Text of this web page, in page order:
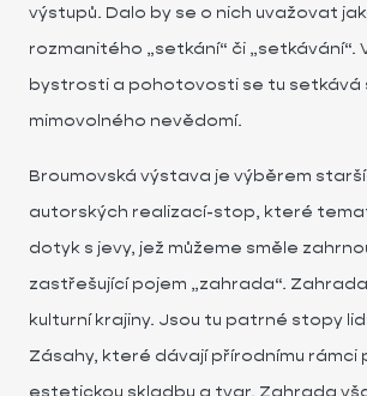
výstupů. Dalo by se o nich uvažovat
rozmanitého „setkání“ či „setkávání“.
bystrosti a pohotovosti se tu setkává
mimovolného nevědomí.
Broumovská výstava je výběrem
autorských realizací-stop, které
dotyk s jevy, jež můžeme směle
zastřešující pojem „zahrada“.
kulturní krajiny. Jsou tu patrné stopy
Zásahy, které dávají přírodnímu rámci
estetickou skladbu a tvar. Zahrada